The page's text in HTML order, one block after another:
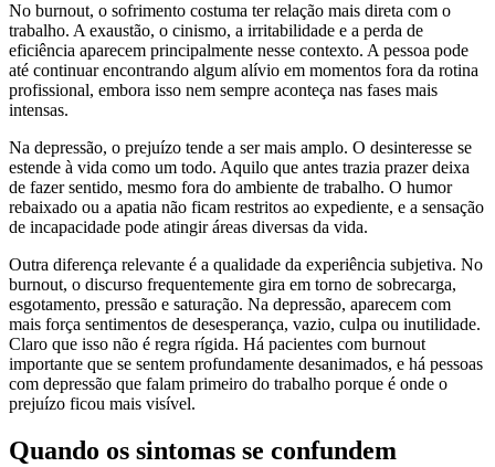
No burnout, o sofrimento costuma ter relação mais direta com o
trabalho. A exaustão, o cinismo, a irritabilidade e a perda de
eficiência aparecem principalmente nesse contexto. A pessoa pode
até continuar encontrando algum alívio em momentos fora da rotina
profissional, embora isso nem sempre aconteça nas fases mais
intensas.
Na depressão, o prejuízo tende a ser mais amplo. O desinteresse se
estende à vida como um todo. Aquilo que antes trazia prazer deixa
de fazer sentido, mesmo fora do ambiente de trabalho. O humor
rebaixado ou a apatia não ficam restritos ao expediente, e a sensação
de incapacidade pode atingir áreas diversas da vida.
Outra diferença relevante é a qualidade da experiência subjetiva. No
burnout, o discurso frequentemente gira em torno de sobrecarga,
esgotamento, pressão e saturação. Na depressão, aparecem com
mais força sentimentos de desesperança, vazio, culpa ou inutilidade.
Claro que isso não é regra rígida. Há pacientes com burnout
importante que se sentem profundamente desanimados, e há pessoas
com depressão que falam primeiro do trabalho porque é onde o
prejuízo ficou mais visível.
Quando os sintomas se confundem